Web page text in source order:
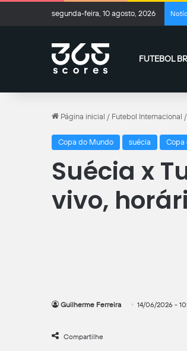
segunda-feira, 10 agosto, 2026
FUTEBOL
Página inicial / Futebol Internacional /
Copa do Mundo suécia Copa
Suécia x
vivo,
Guilherme Ferreira 14/06/2026 -
Compartilhe